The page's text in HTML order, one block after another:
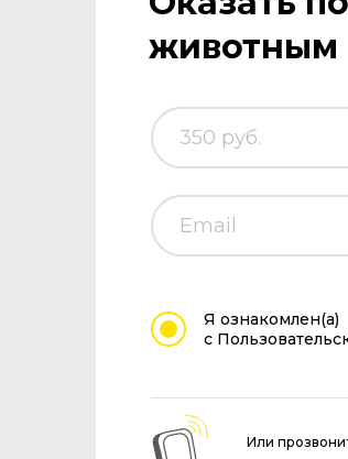
животным
Я ознакомлен(а)
с
Или